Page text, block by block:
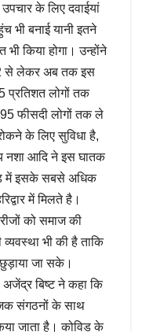
के लिए दवाईयां
भी बनाई यानी इतने
भी किया होगा। उन्होंने
से लेकर अब तक इस
लोगों तक
फीसदी लोगों तक ले
के लिए सुविधा है,
नशा आदि ने इस घातक
में इसके सबसे अधिक
में मिलते है।
को समाज की
भी की है ताकि
जा सके।
अजेंद्र बिष्ट ने कहा कि
संगठनों के साथ
जाता है। कोविड के